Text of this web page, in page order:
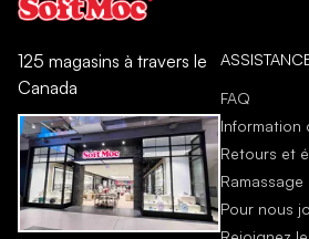
125 magasins à travers le
Canada
FAQ
Information
Retours et
Ramassage
Pour nous